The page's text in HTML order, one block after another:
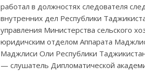
работал в должностях следователя
внутренних дел Республики
управления Министерства сельского
юридичским отделом Аппарата
Маджлиси Оли Республики
— слушатель Дипломатической